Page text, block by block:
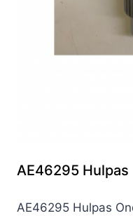
AE46295 Hulpas
AE46295 Hulpas